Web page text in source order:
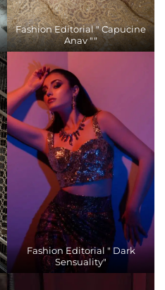
Fashion Editorial " Capucine
Anav ""
Fashion Editorial " Dark
Sensuality"